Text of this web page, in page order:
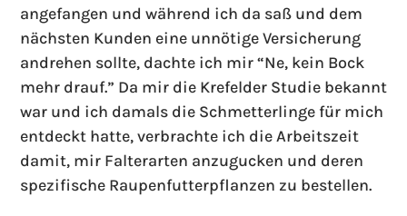
angefangen und während ich da saß und dem
nächsten Kunden eine unnötige Versicherung
andrehen sollte, dachte ich mir “Ne, kein Bock
mehr drauf.” Da mir die Krefelder Studie bekannt
war und ich damals die Schmetterlinge für mich
entdeckt hatte, verbrachte ich die Arbeitszeit
damit, mir Falterarten anzugucken und deren
spezifische Raupenfutterpflanzen zu bestellen.